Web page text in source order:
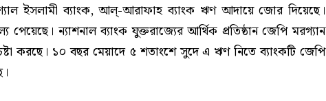
ইসলামী ব্যাংক, আল্-আরাফাহ ব্যাংক ঋণ আদায়ে জোর দিয়েছে।
পেয়েছে। ন্যাশনাল ব্যাংক যুক্তরাজ্যের আর্থিক প্রতিষ্ঠান জেপি মরগ্যান
করছে। ১০ বছর মেয়াদে ৫ শতাংশে সুদে এ ঋণ নিতে ব্যাংকটি জেপি